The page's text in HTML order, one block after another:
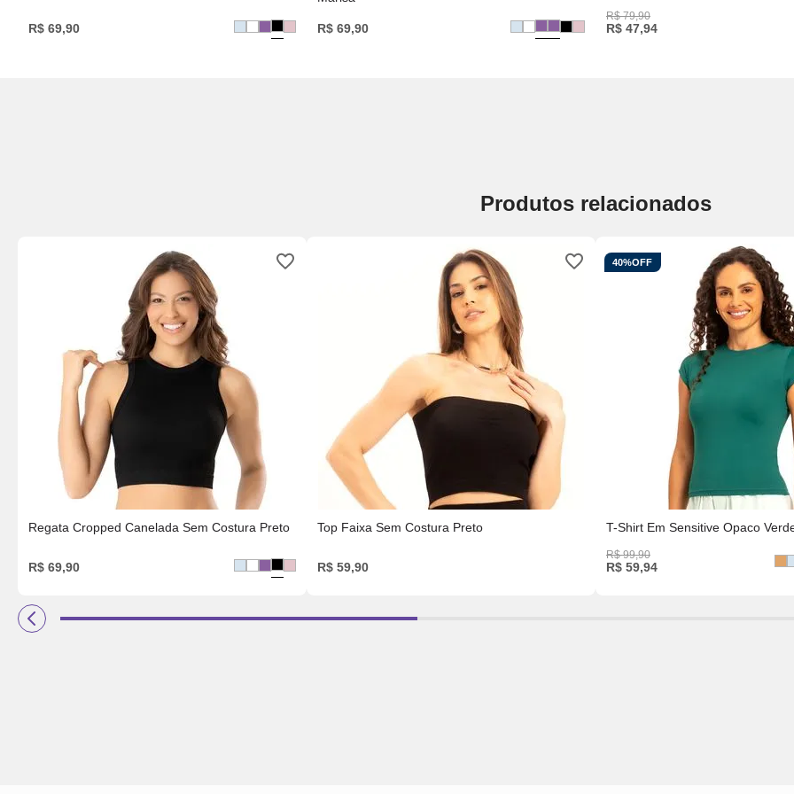
R$ 69,90 R$ 69,90
R$ 79,90
R$ 47,94
Produtos relacionados
Regata Cropped Canelada Sem Costura Preto
R$ 69,90
Top Faixa Sem Costura Preto
R$ 59,90
40%OFF
T-Shirt Em Sensitive Opaco
R$ 99,90
R$ 59,94